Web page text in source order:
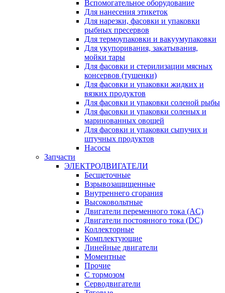
Вспомогательное оборудование
Для нанесения этикеток
Для нарезки, фасовки и упаковки
рыбных пресервов
Для термоупаковки и вакуумупаковки
Для укупоривания, закатывания,
мойки тары
Для фасовки и стерилизации мясных
консервов (тушенки)
Для фасовки и упаковки жидких и
вязких продуктов
Для фасовки и упаковки соленой рыбы
Для фасовки и упаковки соленых и
маринованных овощей
Для фасовки и упаковки сыпучих и
штучных продуктов
Насосы
Запчасти
ЭЛЕКТРОДВИГАТЕЛИ
Бесщеточные
Взрывозащищенные
Внутреннего сгорания
Высоковольтные
Двигатели переменного тока (AC)
Двигатели постоянного тока (DC)
Коллекторные
Комплектующие
Линейные двигатели
Моментные
Прочие
С тормозом
Серводвигатели